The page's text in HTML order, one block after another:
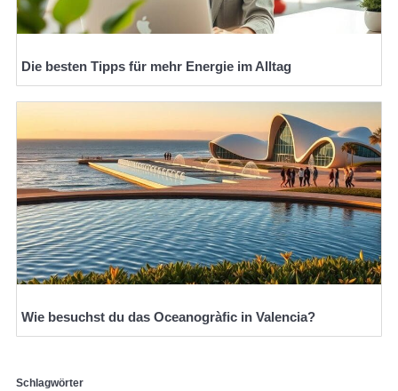
Die besten Tipps für mehr Energie im Alltag
Wie besuchst du das Oceanogràfic in Valencia?
Schlagwörter